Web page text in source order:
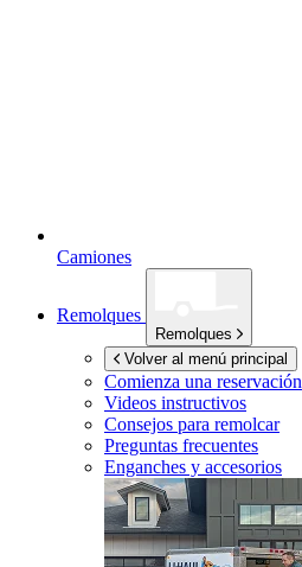
Camiones
Remolques
Remolques
Volver al menú principal
Comienza una reservación
Videos instructivos
Consejos para remolcar
Preguntas frecuentes
Enganches y accesorios